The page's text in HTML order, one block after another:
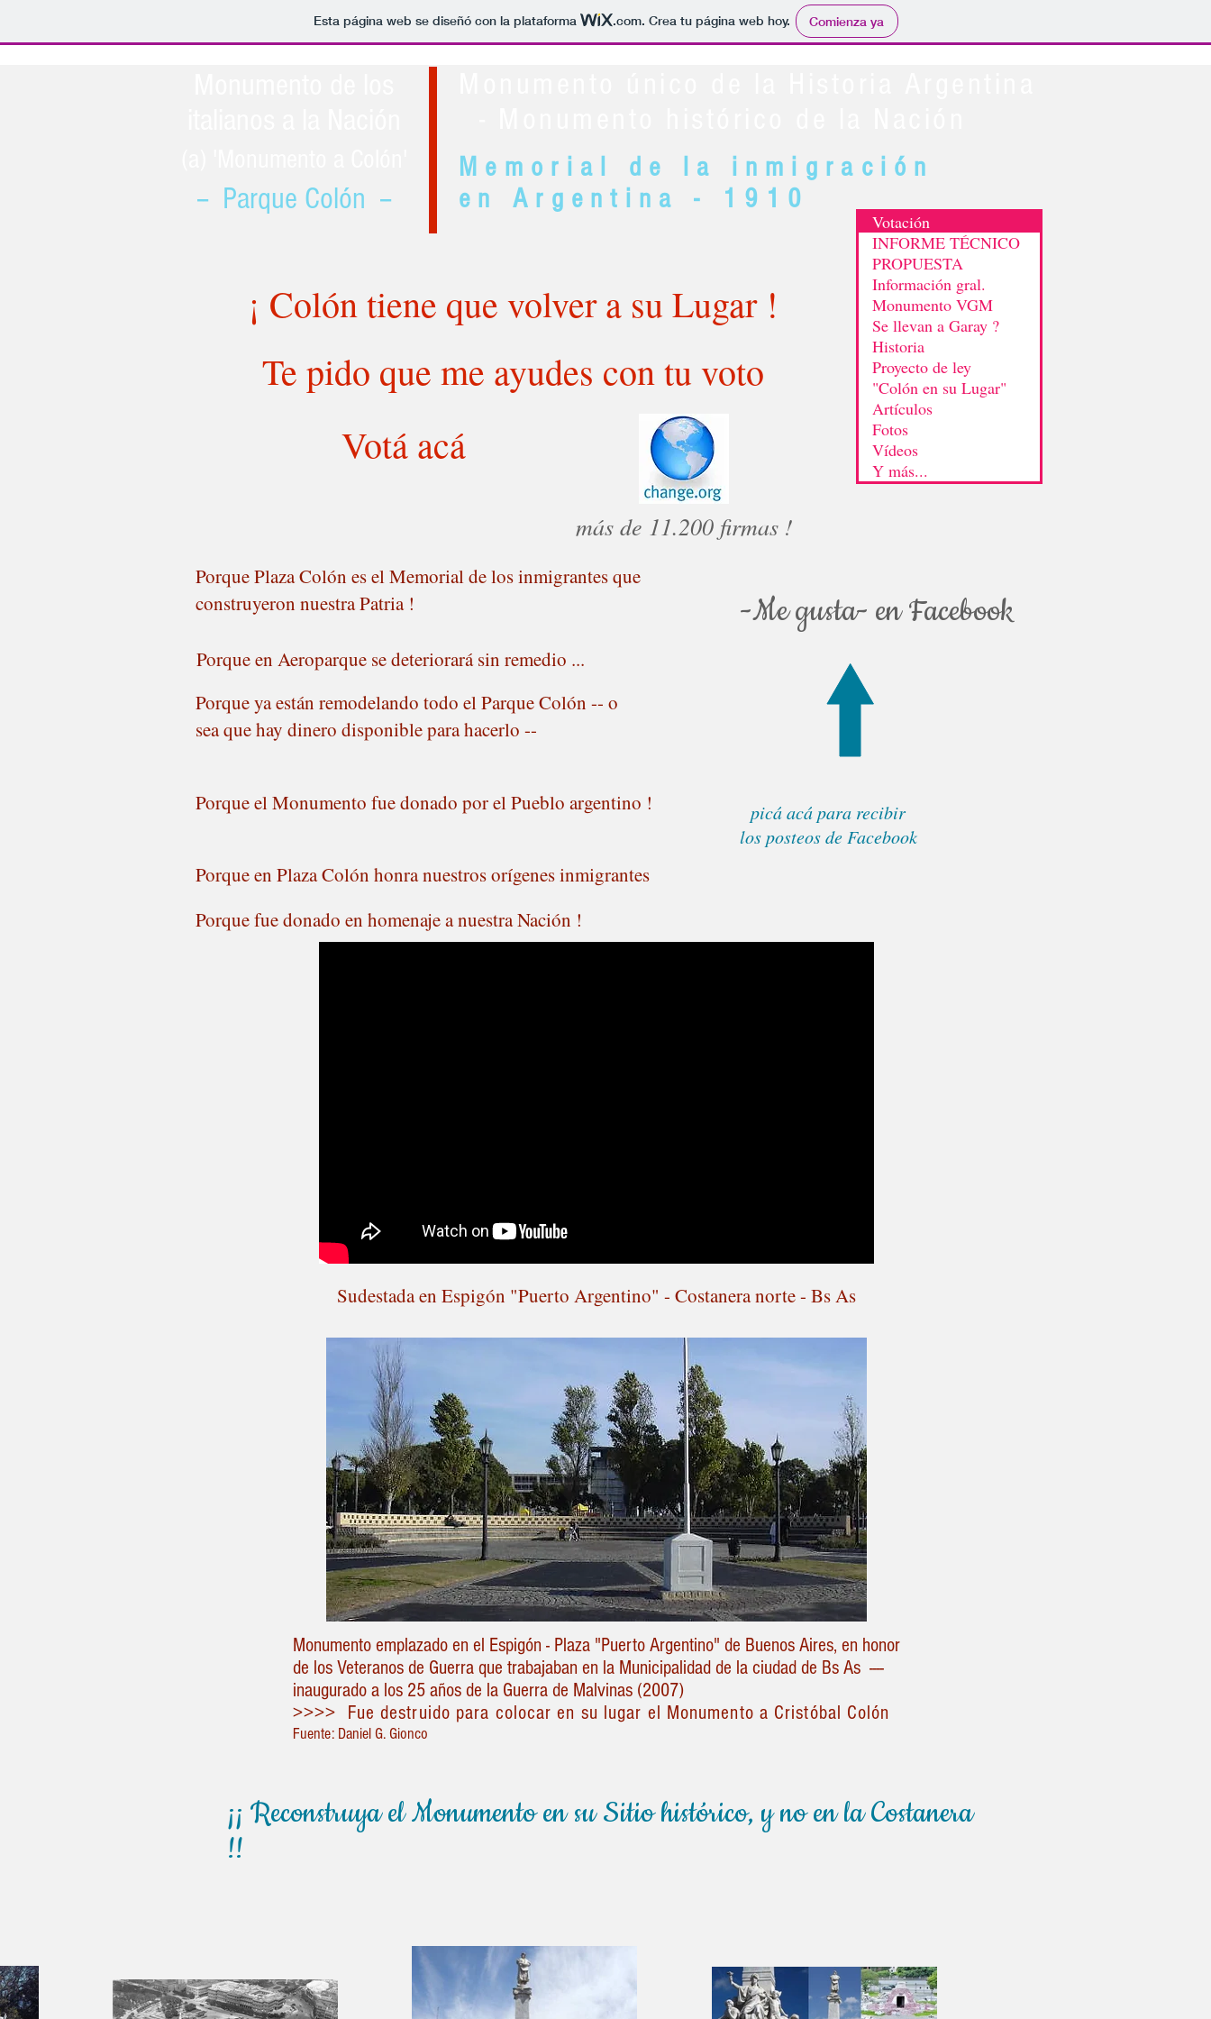
Esta página web se diseñó con la plataforma .com. Crea tu página web hoy. Comienza ya
-- Parque Colón --
Memorial de la inmigración
en Argentina - 1910
¡ Colón tiene que volver a su Lugar !
Te pido que me ayudes con tu voto
Votá acá
más de 11.200 firmas !
Porque Plaza Colón es el Memorial de los inmigrantesque
construyeron nuestra Patria !
Porque en Aeroparque se deteriorará sin remedio ...
Porque ya están remodelando todo el Parque Colón -- o
sea que hay dinero disponible para hacerlo --
Porque el Monumento fue donado por el Pueblo argentino !
-Me gusta- en Facebook
picá acá para recibir
los posteos de Facebook
Porque en Plaza Colón honra nuestros orígenes inmigrantes
Porque fue donado en homenaje a nuestra Nación !
Sudestada en Espigón "Puerto Argentino" - Costanera norte - Bs As
Monumento emplazado en el Espigón - Plaza "Puerto Argentino" de Buenos Aires, en honor
de los Veteranos de Guerra que trabajaban en la Municipalidad de la ciudad de Bs As ----
inaugurado a los 25 años de la Guerra de Malvinas (2007)
>>>> Fue destruido para colocar en su lugar el Monumento a Cristóbal Colón
Fuente: Daniel G. Gionco
¡¡ Reconstruya el Monumento en su Sitio histórico, y no en la Costanera
!!
Votación
INFORME TÉCNICO
PROPUESTA
Información gral.
Monumento VGM
Se llevan a Garay ?
Historia
Proyecto de ley
"Colón en su Lugar"
Artículos
Fotos
Vídeos
Y más...